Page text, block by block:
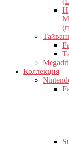
Коллекция